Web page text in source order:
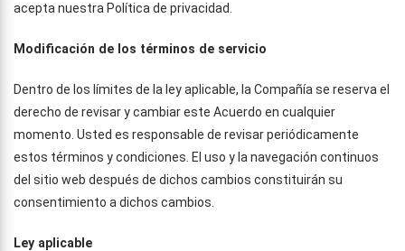
acepta nuestra Política de privacidad.
Modificación de los términos de servicio
Dentro de los límites de la ley aplicable, la Compañía se reserva el
derecho de revisar y cambiar este Acuerdo en cualquier
momento. Usted es responsable de revisar periódicamente
estos términos y condiciones. El uso y la navegación continuos
del sitio web después de dichos cambios constituirán su
consentimiento a dichos cambios.
Ley aplicable